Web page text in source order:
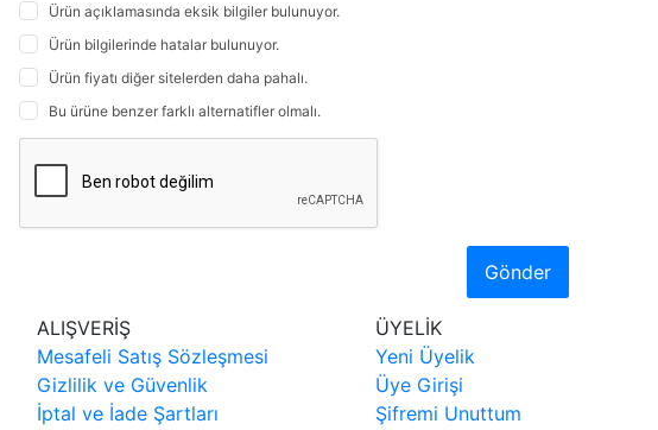
Ürün açıklamasında eksik bilgiler bulunuyor.
Ürün bilgilerinde hatalar bulunuyor.
Ürün fiyatı diğer sitelerden daha pahalı.
Bu ürüne benzer farklı alternatifler olmalı.
Gönder
ALIŞVERİŞ
Mesafeli Satış Sözleşmesi
Gizlilik ve Güvenlik
İptal ve İade Şartları
ÜYELİK
Yeni Üyelik
Üye Girişi
Şifremi Unuttum